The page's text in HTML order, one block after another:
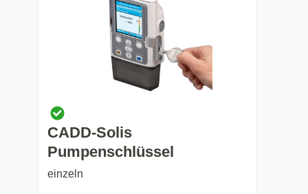
CADD-Solis
Pumpenschlüssel
einzeln